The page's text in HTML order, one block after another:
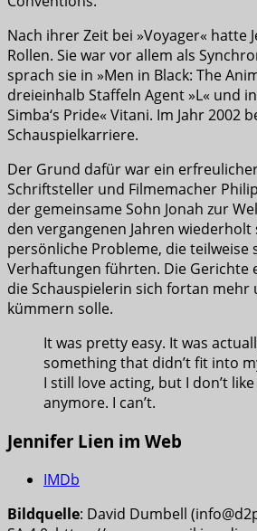
Nach ihrer Zeit bei »Voyager« hatte
Rollen. Sie war vor allem als
sprach sie in »Men in Black: The
dreieinhalb Staffeln Agent »L« und
Simba‘s Pride« Vitani. Im Jahr 2002
Schauspielkarriere.
Der Grund dafür war ein
Schriftsteller und Filmemacher
der gemeinsame Sohn Jonah zur
den vergangenen Jahren wiederholt
persönliche Probleme, die teilweise
Verhaftungen führten. Die Gerichte
die Schauspielerin sich fortan mehr
kümmern solle.
It was pretty easy. It was
something that didn’t fit into
I still love acting, but I don’t
anymore. I can’t.
Jennifer Lien im Web
IMDb
Bildquelle: David Dumbell